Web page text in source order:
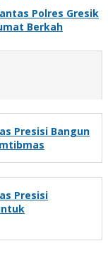
Polres Gresik
Berkah
Presisi Bangun
Presisi